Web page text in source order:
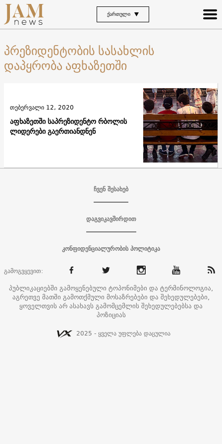
ᲥᲐᲠᲗᲣᲚᲘ
პრეზიდენტობის სასახლის
დაპყრობა აფხაზეთში
აფხაზეთში საპრეზიდენტო რბოლის
ლიდერები გაერთიანდნენ
თებერვალი 12, 2020
ჩვენ შესახებ
დაგვიკავშირდით
კონფიდენციალურობის პოლიტიკა
გამოგვყევით:
პუბლიკაციებში გამოყენებული ტოპონიმები და ტერმინოლოგია,
აგრეთვე მათში გამოთქმული მოსაზრებები და შეხედულებები,
ყოველთვის არ ასახავს გამომცემლის შეხედულებებსა და
პოზიციას
2025 - ყველა უფლება დაცულია